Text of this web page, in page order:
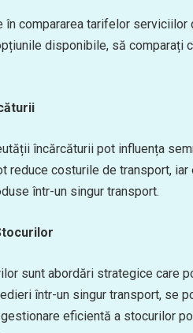
compararea tarifelor serviciilor
disponibile, să comparați
încărcăturii pot influența
reduce costurile de transport,
într-un singur transport.
sunt abordări strategice care
într-un singur transport, se
eficientă a stocurilor